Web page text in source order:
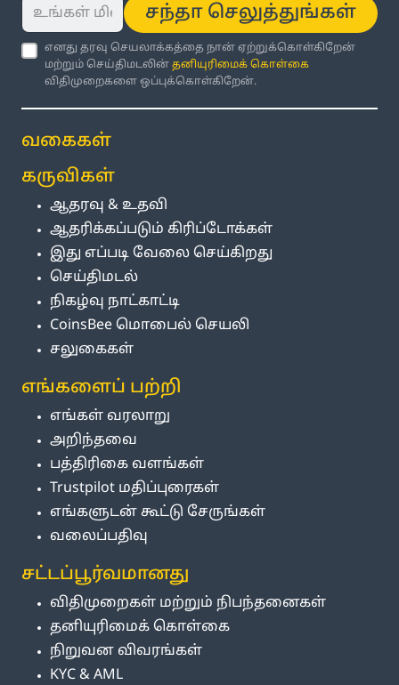
சந்தா செலுத்துங்கள்
எனது தரவு செயலாக்கத்தை நான் ஏற்றுக்கொள்கிறேன்
மற்றும் செய்திமடலின்தனியுரிமைக் கொள்கை
விதிமுறைகளை ஒப்புக்கொள்கிறேன்.
வகைகள்
கருவிகள்
ஆதரவு & உதவி
ஆதரிக்கப்படும் கிரிப்டோக்கள்
இது எப்படி வேலை செய்கிறது
செய்திமடல்
நிகழ்வு நாட்காட்டி
CoinsBee மொபைல் செயலி
சலுகைகள்
எங்களைப் பற்றி
எங்கள் வரலாறு
அறிந்தவை
பத்திரிகை வளங்கள்
Trustpilot மதிப்புரைகள்
எங்களுடன் கூட்டு சேருங்கள்
வலைப்பதிவு
சட்டப்பூர்வமானது
விதிமுறைகள் மற்றும் நிபந்தனைகள்
தனியுரிமைக் கொள்கை
நிறுவன விவரங்கள்
KYC & AML